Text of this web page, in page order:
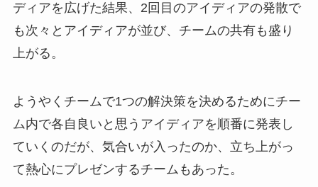
ディアを広げた結果、2回目のアイディアの発散で
も次々とアイディアが並び、チームの共有も盛り
上がる。
ようやくチームで1つの解決策を決めるためにチー
ム内で各自良いと思うアイディアを順番に発表し
ていくのだが、気合いが入ったのか、立ち上がっ
て熱心にプレゼンするチームもあった。